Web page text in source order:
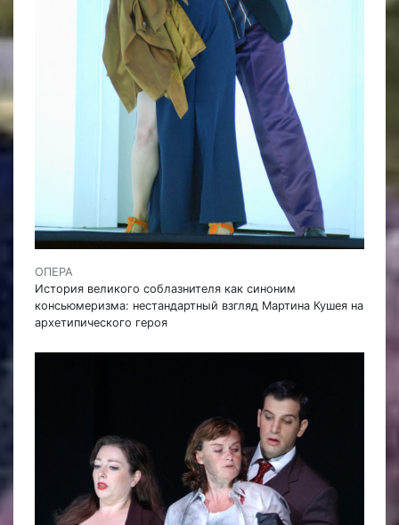
ОПЕРА
История великого соблазнителя как синоним
консьюмеризма: нестандартный взгляд Мартина Кушея на
архетипического героя